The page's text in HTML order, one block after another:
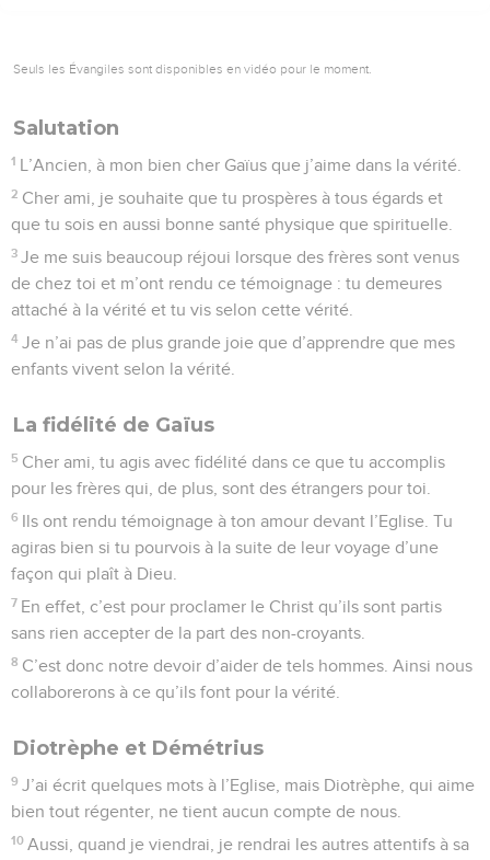
Seuls les Évangiles sont disponibles en vidéo pour le moment.
Salutation
1 L’Ancien, à mon bien cher Gaïus que j’aime dans la vérité.
2 Cher ami, je souhaite que tu prospères à tous égards et
que tu sois en aussi bonne santé physique que spirituelle.
3 Je me suis beaucoup réjoui lorsque des frères sont venus
de chez toi et m’ont rendu ce témoignage : tu demeures
attaché à la vérité et tu vis selon cette vérité.
4 Je n’ai pas de plus grande joie que d’apprendre que mes
enfants vivent selon la vérité.
La fidélité de Gaïus
5 Cher ami, tu agis avec fidélité dans ce que tu accomplis
pour les frères qui, de plus, sont des étrangers pour toi.
6 Ils ont rendu témoignage à ton amour devant l’Eglise. Tu
agiras bien si tu pourvois à la suite de leur voyage d’une
façon qui plaît à Dieu.
7 En effet, c’est pour proclamer le Christ qu’ils sont partis
sans rien accepter de la part des non-croyants.
8 C’est donc notre devoir d’aider de tels hommes. Ainsi nous
collaborerons à ce qu’ils font pour la vérité.
Diotrèphe et Démétrius
9 J’ai écrit quelques mots à l’Eglise, mais Diotrèphe, qui aime
bien tout régenter, ne tient aucun compte de nous.
10 Aussi, quand je viendrai, je rendrai les autres attentifs à sa